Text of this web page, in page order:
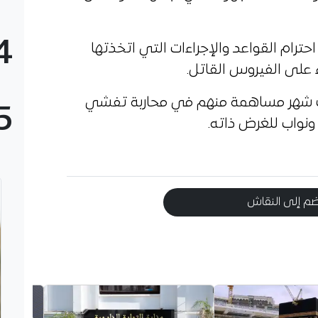
القواعد والإجراءات التي اتخذتها
الفيروس القاتل.
شهر مساهمة منهم في محاربة تفشي
إلى النقاش